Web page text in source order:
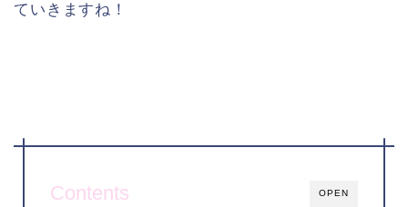
ていきますね！
OPEN
Contents